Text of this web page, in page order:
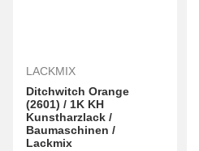
LACKMIX
Ditchwitch Orange
(2601) / 1K KH
Kunstharzlack /
Baumaschinen /
Lackmix